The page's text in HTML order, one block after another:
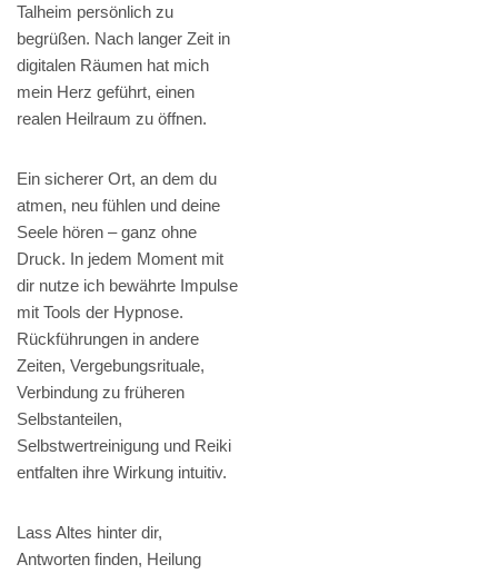
Talheim persönlich zu
begrüßen. Nach langer Zeit in
digitalen Räumen hat mich
mein Herz geführt, einen
realen Heilraum zu öffnen.
Ein sicherer Ort, an dem du
atmen, neu fühlen und deine
Seele hören – ganz ohne
Druck. In jedem Moment mit
dir nutze ich bewährte Impulse
mit Tools der Hypnose.
Rückführungen in andere
Zeiten, Vergebungsrituale,
Verbindung zu früheren
Selbstanteilen,
Selbstwertreinigung und Reiki
entfalten ihre Wirkung intuitiv.
Lass Altes hinter dir,
Antworten finden, Heilung